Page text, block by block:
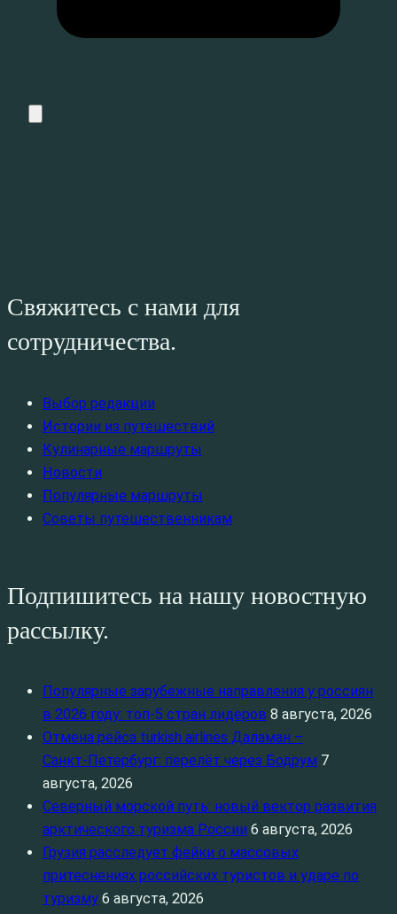
Свяжитесь с нами для
сотрудничества.
Выбор редакции
Истории из путешествий
Кулинарные маршруты
Новости
Популярные маршруты
Советы путешественникам
Подпишитесь на нашу новостную
рассылку.
Популярные зарубежные направления у россиян
в 2026 году: топ‑5 стран лидеров 8 августа, 2026
Отмена рейса turkish airlines Даламан –
Санкт‑Петербург: перелёт через Бодрум 7
августа, 2026
Северный морской путь: новый вектор развития
арктического туризма России 6 августа, 2026
Грузия расследует фейки о массовых
притеснениях российских туристов и ударе по
туризму 6 августа, 2026